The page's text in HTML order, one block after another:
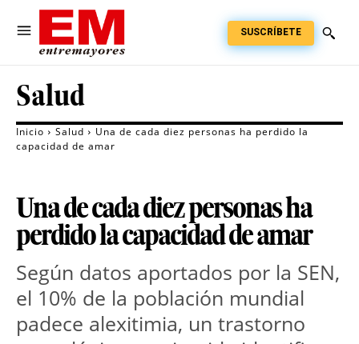
SUSCRÍBETE
Salud
Inicio Salud
Una de cada diez personas ha perdido la
capacidad de amar
Una de cada diez personas ha
perdido la capacidad de amar
Según datos aportados por la SEN,
el 10% de la población mundial
padece alexitimia, un trastorno